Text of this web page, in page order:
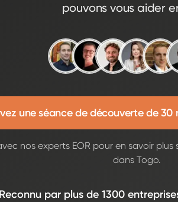
pouvons vous aider
une séance de découverte de
nos experts EOR pour en savoir
dans Togo.
Reconnu par plus de 1300